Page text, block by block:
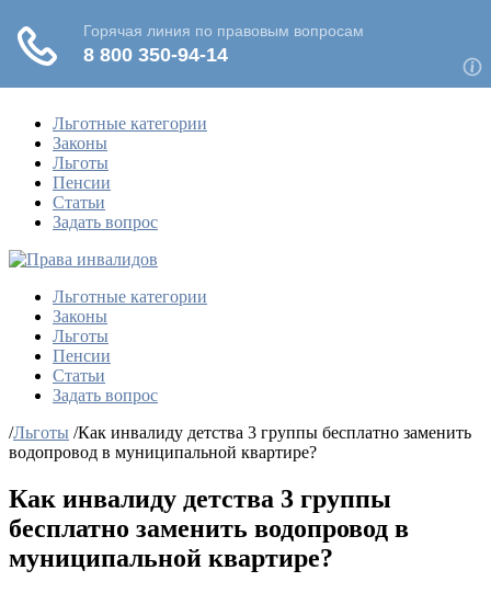
Льготные категории
Законы
Льготы
Пенсии
Статьи
Задать вопрос
Льготные категории
Законы
Льготы
Пенсии
Статьи
Задать вопрос
/Льготы /Как инвалиду детства 3 группы бесплатно заменить
водопровод в муниципальной квартире?
Как инвалиду детства 3 группы
бесплатно заменить водопровод в
муниципальной квартире?